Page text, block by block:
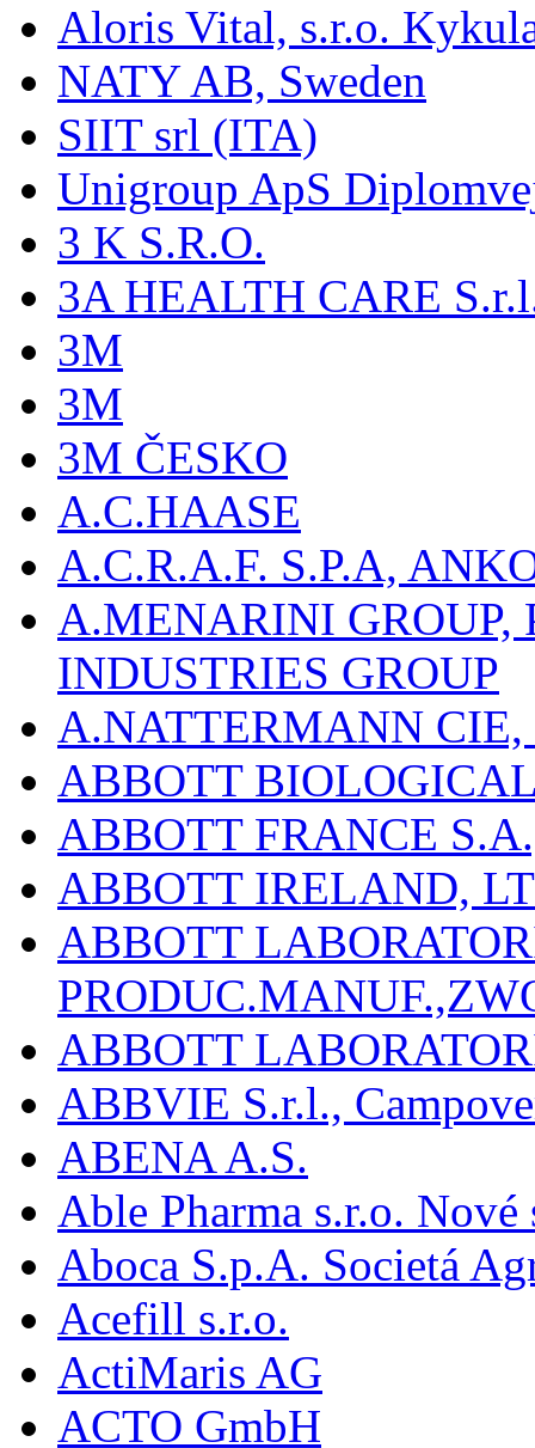
Aloris Vital, s.r.o.
NATY AB, Sweden
SIIT srl (ITA)
Unigroup ApS
3 K S.R.O.
3A HEALTH CARE
3M
3M
3M ČESKO
A.C.HAASE
A.C.R.A.F. S.P.A,
A.MENARINI
INDUSTRIES GROUP
A.NATTERMANN
ABBOTT
ABBOTT FRANCE
ABBOTT IRELAND,
ABBOTT
ABBOTT
ABBVIE S.r.l.,
ABENA A.S.
Able Pharma s.r.o.
Aboca S.p.A. Societá
Acefill s.r.o.
ActiMaris AG
ACTO GmbH